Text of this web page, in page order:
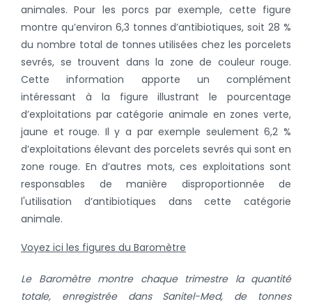
animales. Pour les porcs par exemple, cette figure
montre qu’environ 6,3 tonnes d’antibiotiques, soit 28 %
du nombre total de tonnes utilisées chez les porcelets
sevrés, se trouvent dans la zone de couleur rouge.
Cette information apporte un complément
intéressant à la figure illustrant le pourcentage
d’exploitations par catégorie animale en zones verte,
jaune et rouge. Il y a par exemple seulement 6,2 %
d’exploitations élevant des porcelets sevrés qui sont en
zone rouge. En d’autres mots, ces exploitations sont
responsables de manière disproportionnée de
l'utilisation d’antibiotiques dans cette catégorie
animale.
Voyez ici les figures du Baromètre
Le Baromètre montre chaque trimestre la quantité
totale, enregistrée dans Sanitel-Med, de tonnes